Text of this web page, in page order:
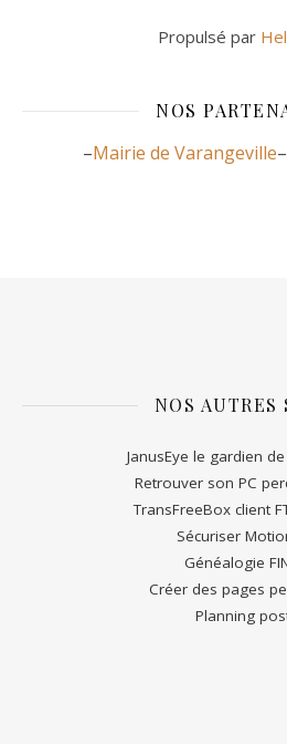
Propulsé par
NOS
Mairie de Varangeville– –
NOS AUTRES
JanusEye le gardien
Retrouver son PC
TransFreeBox client
Sécuriser
Généalogie
Créer des pages
Planning